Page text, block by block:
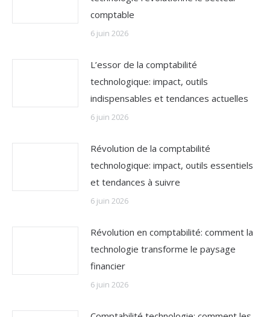
comptable
6 juin 2026
L’essor de la comptabilité
technologique: impact, outils
indispensables et tendances actuelles
6 juin 2026
Révolution de la comptabilité
technologique: impact, outils essentiels
et tendances à suivre
6 juin 2026
Révolution en comptabilité: comment la
technologie transforme le paysage
financier
6 juin 2026